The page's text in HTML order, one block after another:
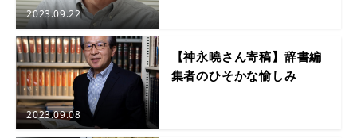
2023.09.22
2023.09.08
【神永曉さん寄稿】辞書編
集者のひそかな愉しみ